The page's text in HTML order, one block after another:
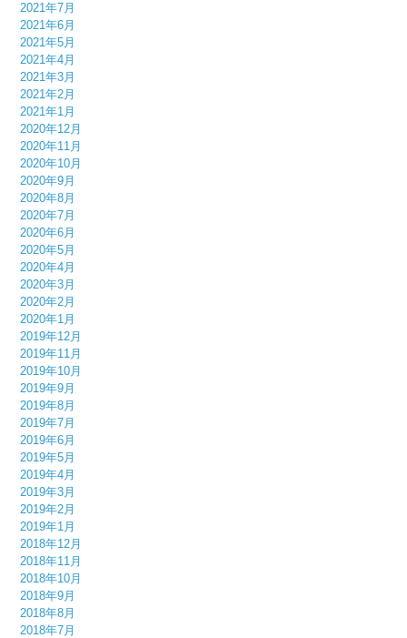
2021年7月
2021年6月
2021年5月
2021年4月
2021年3月
2021年2月
2021年1月
2020年12月
2020年11月
2020年10月
2020年9月
2020年8月
2020年7月
2020年6月
2020年5月
2020年4月
2020年3月
2020年2月
2020年1月
2019年12月
2019年11月
2019年10月
2019年9月
2019年8月
2019年7月
2019年6月
2019年5月
2019年4月
2019年3月
2019年2月
2019年1月
2018年12月
2018年11月
2018年10月
2018年9月
2018年8月
2018年7月